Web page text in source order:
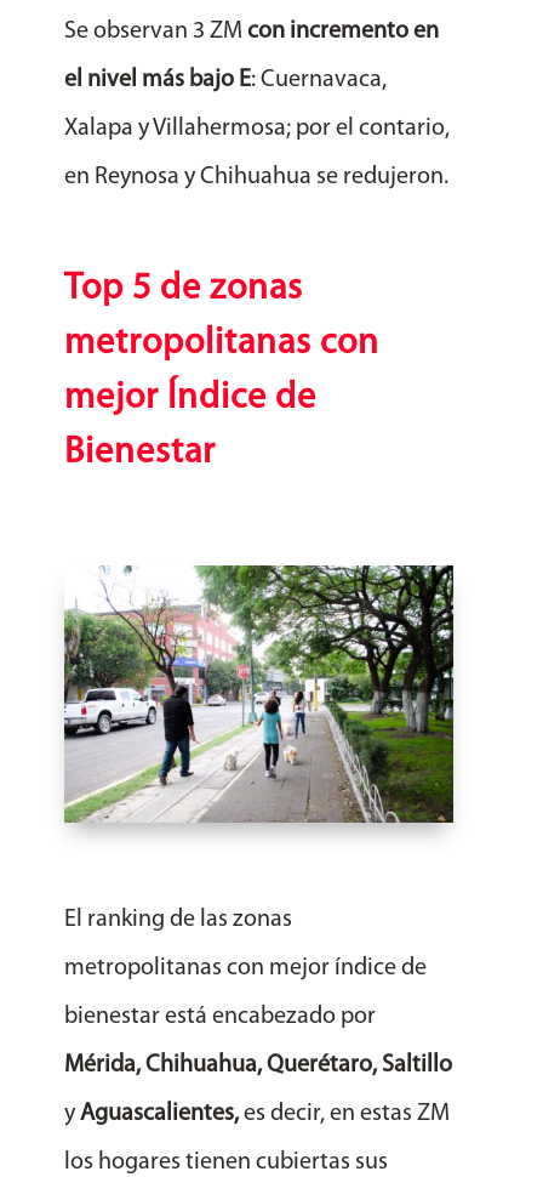
Se observan 3 ZMcon incremento en
el nivel más bajo E: Cuernavaca,
Xalapa y Villahermosa; por el contario,
en Reynosa y Chihuahua se redujeron.
Top 5 de zonas
metropolitanas con
mejor Índice de
Bienestar
El ranking de las zonas
metropolitanas con mejor índice de
bienestar está encabezado por
Mérida, Chihuahua, Querétaro, Saltillo
y Aguascalientes,es decir, en estas ZM
los hogares tienen cubiertas sus